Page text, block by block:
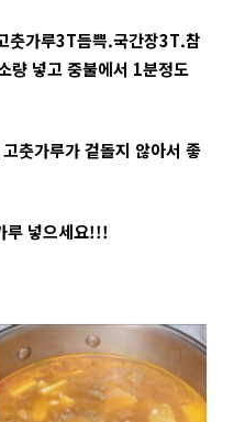
춧가루3T듬쁙.국간장3T.참
량 넣고 중불에서 1분정도
춧가루가 겉돌지 않아서 좋
루 넣으세요!!!